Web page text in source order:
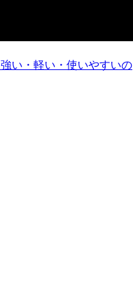
強い・軽い・使いやすいの